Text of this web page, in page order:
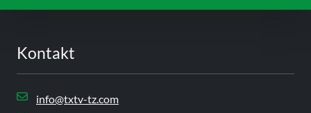
Kontakt
info@txtv-tz.com